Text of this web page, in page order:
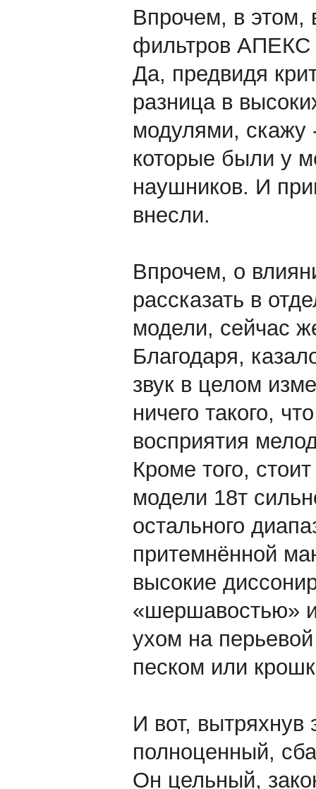
Впрочем, в этом,
фильтров АПЕКС
Да, предвидя
разница в
модулями, скажу
которые были у
наушников. И
внесли.
Впрочем, о
рассказать в
модели, сейчас
Благодаря,
звук в целом
ничего такого,
восприятия
Кроме того,
модели 18т
остального
притемнённой
высокие
«шершавостью»
ухом на
песком или
И вот, вытряхнув
полноценный,
Он цельный,